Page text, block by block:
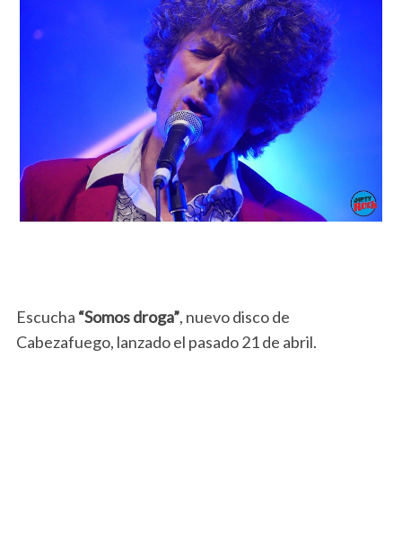
Escucha “Somos droga”, nuevo disco de
Cabezafuego, lanzado el pasado 21 de abril.